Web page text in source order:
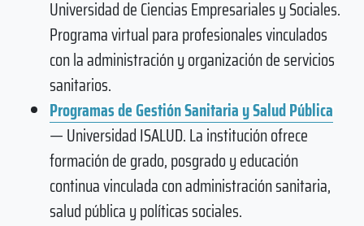
Universidad de Ciencias Empresariales y Sociales.
Programa virtual para profesionales vinculados
con la administración y organización de servicios
sanitarios.
Programas de Gestión Sanitaria y Salud Pública
— Universidad ISALUD. La institución ofrece
formación de grado, posgrado y educación
continua vinculada con administración sanitaria,
salud pública y políticas sociales.